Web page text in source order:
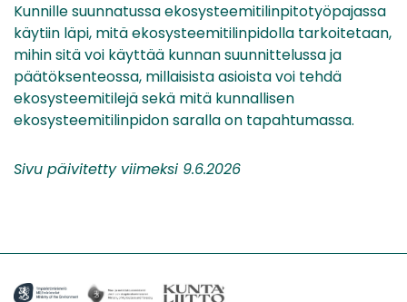
Kunnille suunnatussa ekosysteemitilinpitotyöpajassa
käytiin läpi, mitä ekosysteemitilinpidolla tarkoitetaan,
mihin sitä voi käyttää kunnan suunnittelussa ja
päätöksenteossa, millaisista asioista voi tehdä
ekosysteemitilejä sekä mitä kunnallisen
ekosysteemitilinpidon saralla on tapahtumassa.
Sivu päivitetty viimeksi 9.6.2026